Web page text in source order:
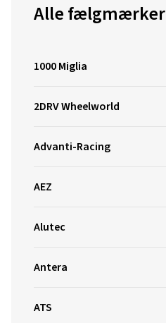
Alle fælgmærker
1000 Miglia
2DRV Wheelworld
Advanti-Racing
AEZ
Alutec
Antera
ATS